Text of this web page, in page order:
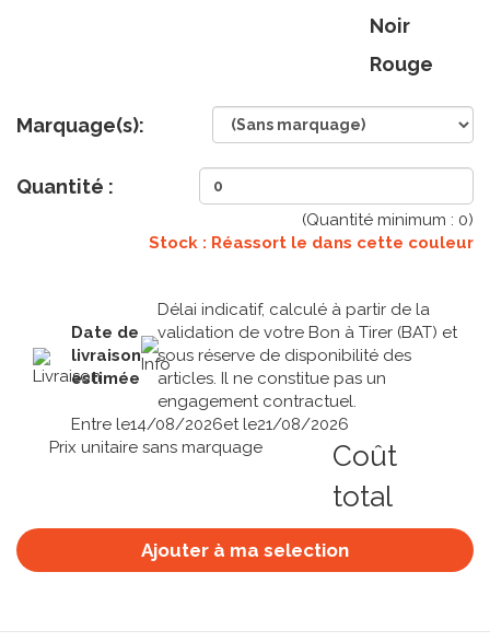
Noir
Rouge
Marquage(s):
Quantité :
(Quantité minimum : 0)
Stock : Réassort le dans cette couleur
Date de
livraison
estimée
Délai indicatif, calculé à partir de la
validation de votre Bon à Tirer (BAT) et
sous réserve de disponibilité des
articles. Il ne constitue pas un
engagement contractuel.
Entre le14/08/2026et le21/08/2026
Prix unitaire sans marquage
Coût
total
Ajouter à ma selection